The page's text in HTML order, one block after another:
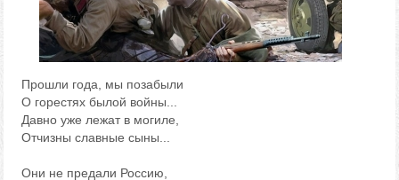
Прошли года, мы позабыли
О горестях былой войны...
Давно уже лежат в могиле,
Отчизны славные сыны...
Они не предали Россию,